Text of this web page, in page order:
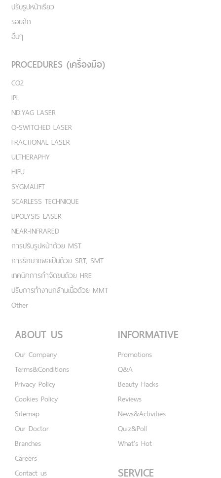
ปรับรูปหน้าเรียว
รอยสัก
อื่นๆ
PROCEDURES (เครื่องมือ)
CO2
IPL
ND:YAG LASER
Q-SWITCHED LASER
FRACTIONAL LASER
ULTHERAPHY
HIFU
SYGMALIFT
SCARLESS TECHNIQUE
LIPOLYSIS LASER
NEAR-INFRARED
การปรับรูปหน้าด้วย MST
การรักษาแผลเป็นด้วย SRT, SMT
เทคนิคการกำจัดขนด้วย HRE
ปรับการทำงานกล้ามเนื้อด้วย MMT
Other
ABOUT US
Our Company
Terms&Conditions
Privacy Policy
Cookies Policy
Sitemap
Our Doctor
Branches
Careers
Contact us
INFORMATIVE
Promotions
Q&A
Beauty Hacks
Reviews
News&Activities
Quiz&Poll
What's Hot
SERVICE